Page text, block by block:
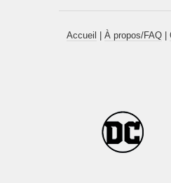
Accueil À propos/FAQ|